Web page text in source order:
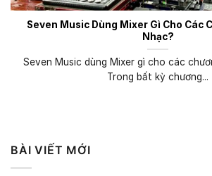
Seven Music Dùng Mixer Gì Cho Các
Nhạc?
Seven Music dùng Mixer gì cho các
Trong bất kỳ chương...
BÀI VIẾT MỚI